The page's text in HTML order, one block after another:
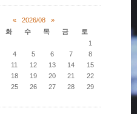
« 2026/08 »
화 수 목 금
토
1
4 5 6 7
8
11 12 13 14
15
18 19 20 21
22
25 26 27 28
29